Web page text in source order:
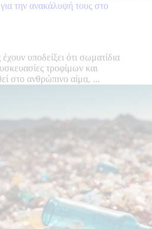
την ανακάλυψή τους στο
υποδείξει ότι σωματίδια
τροφίμων και
στο ανθρώπινο αίμα, ...